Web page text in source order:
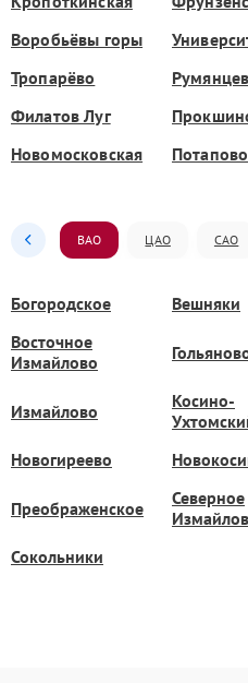
Воробьёвы горы
Тропарёво
Филатов Луг
Новомосковская
Потапово
ВАО ЦАО САО
Богородское Вешняки
Восточное
Измайлово
Измайлово
Косино-
Новогиреево
Преображенское
Северное
Сокольники